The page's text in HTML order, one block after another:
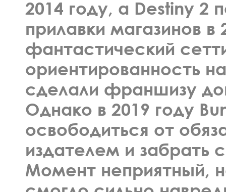
2014 году, а Destiny 2
прилавки магазинов в
фантастический
ориентированность
сделали франшизу
Однако в 2019 году
освободиться от
издателем и забрать
Момент неприятный,